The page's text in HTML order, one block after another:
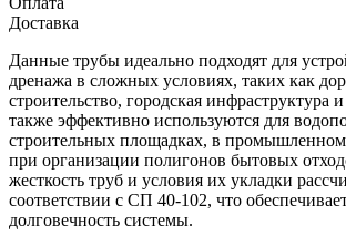
Доставка
Данные трубы идеально подходят для
дренажа в сложных условиях, таких как
строительство, городская инфраструктура
также эффективно используются для
строительных площадках, в промышленном
при организации полигонов бытовых
жесткость труб и условия их укладки
соответствии с СП 40-102, что
долговечность системы.